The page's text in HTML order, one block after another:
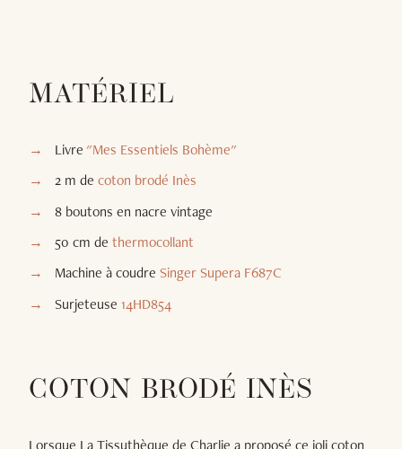
MATÉRIEL
Livre"Mes Essentiels Bohème"
2 m de coton brodé Inès
8 boutons en nacre vintage
50 cm de thermocollant
Machine à coudre Singer Supera F687C
Surjeteuse 14HD854
COTON BRODÉ INÈS
Lorsque La Tissuthèque de Charlie a proposé ce joli coton